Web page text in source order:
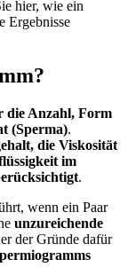
hier, wie ein
Ergebnisse
die Anzahl, Form
(Sperma).
die Viskosität
im
.
wenn ein Paar
unzureichende
der Gründe dafür